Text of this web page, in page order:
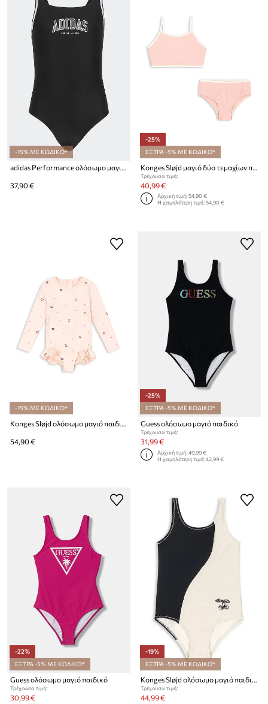
-15% ΜΕ ΚΩΔΙΚΟ*
37,90 €
-25%
ΕΞΤΡΑ -5% ΜΕ ΚΩΔΙΚΟ*
Τρέχουσα τιμή:
40,99 €
Αρχική τιμή:54,90 €
Η χαμηλότερη τιμή:54,90 €
-15% ΜΕ ΚΩΔΙΚΟ*
Konges Sløjd ολόσωμο μαγιό παιδικό MERLE LS SWIMSUIT GRS
54,90 €
-25%
ΕΞΤΡΑ -5% ΜΕ ΚΩΔΙΚΟ*
Guess ολόσωμο μαγιό παιδικό
Τρέχουσα τιμή:
31,99 €
Αρχική τιμή:49,99 €
Η χαμηλότερη τιμή:42,99 €
-22%
ΕΞΤΡΑ -5% ΜΕ ΚΩΔΙΚΟ*
Guess ολόσωμο μαγιό παιδικό
Τρέχουσα τιμή:
30,99 €
-19%
ΕΞΤΡΑ -5% ΜΕ ΚΩΔΙΚΟ*
Konges Sløjd ολόσωμο μαγιό παιδικό TAO SWIMSUIT
Τρέχουσα τιμή:
44,99 €